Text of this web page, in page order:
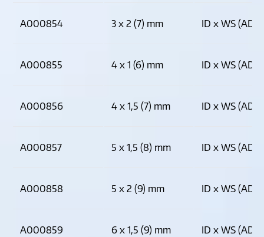
A000854 3 x 2 (7) mm ID x WS (AD)
A000855 4 x 1 (6) mm ID x WS (AD)
A000856 4 x 1,5 (7) mm ID x WS (AD)
A000857 5 x 1,5 (8) mm ID x WS (AD)
A000858 5 x 2 (9) mm ID x WS (AD)
A000859 6 x 1,5 (9) mm ID x WS (AD)